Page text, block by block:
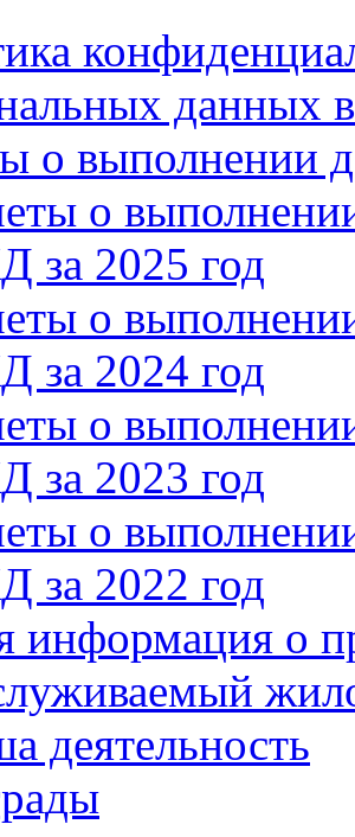
данных
о выполнении
о
за 2025 год
о
за 2024 год
о
за 2023 год
о
за 2022 год
информация о
деятельность